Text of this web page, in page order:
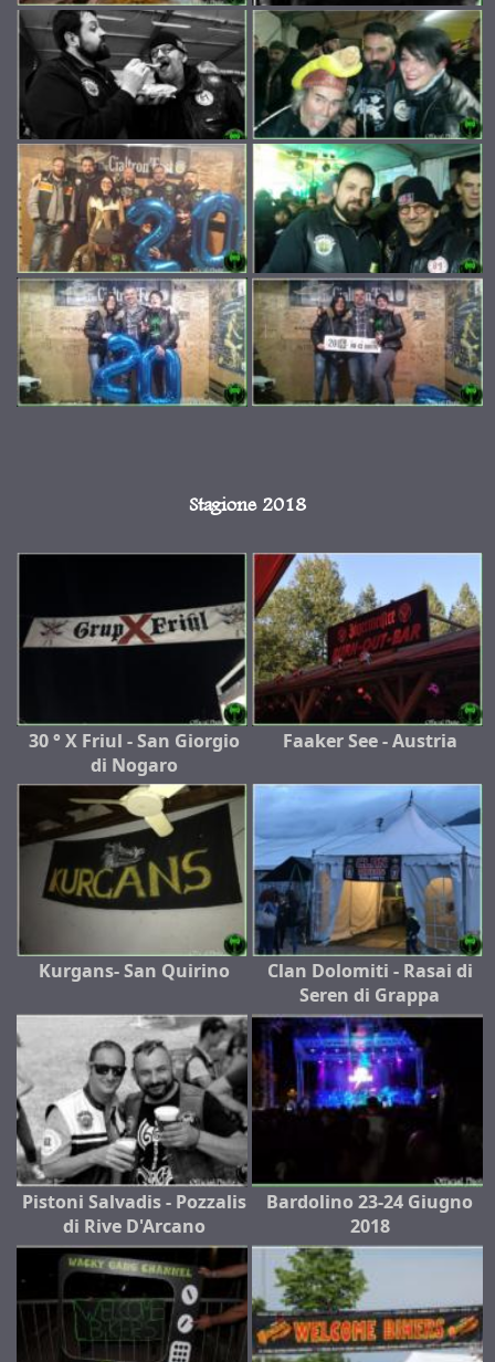
Stagione 2018
30 ° X Friul - San Giorgio
di Nogaro
Faaker See - Austria
Kurgans- San Quirino
Clan Dolomiti - Rasai di
Seren di Grappa
Pistoni Salvadis - Pozzalis
di Rive D'Arcano
Bardolino 23-24 Giugno
2018